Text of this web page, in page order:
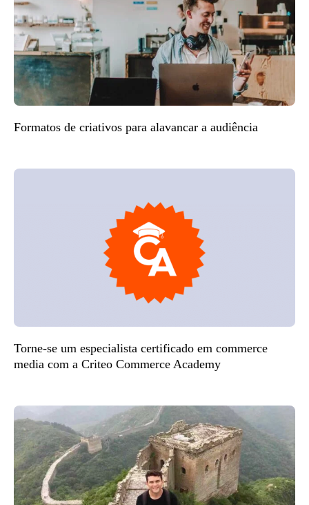
Formatos de criativos para alavancar a audiência
Torne-se um especialista certificado em commerce
media com a Criteo Commerce Academy